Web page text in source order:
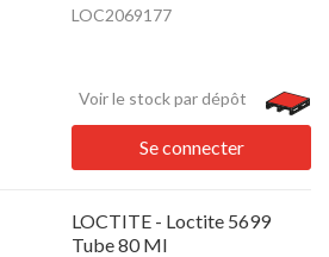
LOC2069177
Voir le stock par dépôt
Se connecter
LOCTITE - Loctite 5699
Tube 80 Ml